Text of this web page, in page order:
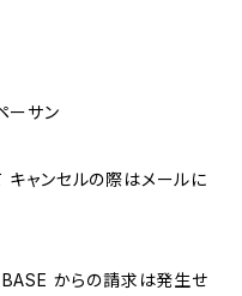
ーサン
キャンセルの際はメールに
からの請求は発生せ